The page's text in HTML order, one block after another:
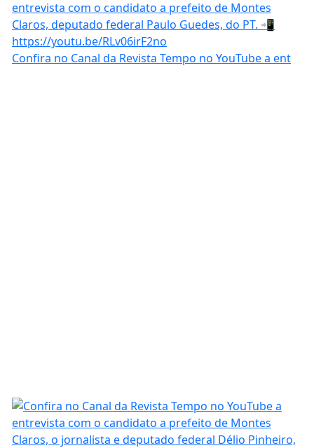
Confira no Canal da Revista Tempo no YouTube a ent